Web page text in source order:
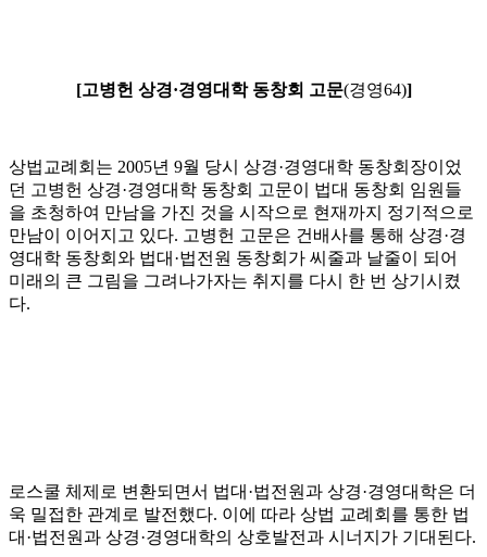
[고병헌 상경·경영대학 동창회 고문(경영64)]
상법교례회는 2005년 9월 당시 상경·경영대학 동창회장이었
던 고병헌 상경·경영대학 동창회 고문이 법대 동창회 임원들
을 초청하여 만남을 가진 것을 시작으로 현재까지 정기적으로
만남이 이어지고 있다. 고병헌 고문은 건배사를 통해 상경·경
영대학 동창회와 법대·법전원 동창회가 씨줄과 날줄이 되어
미래의 큰 그림을 그려나가자는 취지를 다시 한 번 상기시켰
다.
로스쿨 체제로 변환되면서 법대·법전원과 상경·경영대학은 더
욱 밀접한 관계로 발전했다. 이에 따라 상법 교례회를 통한 법
대·법전원과 상경·경영대학의 상호발전과 시너지가 기대된다.